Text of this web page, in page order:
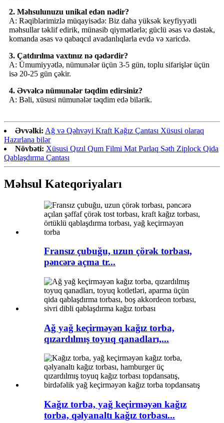
2. Məhsulunuzu unikal edən nədir?
A: Rəqiblərimizlə müqayisədə: Biz daha yüksək keyfiyyətli
məhsullar təklif edirik, münasib qiymətlərlə; güclü əsas və dəstək,
komanda əsas və qabaqcıl avadanlıqlarla evdə və xaricdə.
3. Çatdırılma vaxtınız nə qədərdir?
A: Ümumiyyətlə, nümunələr üçün 3-5 gün, toplu sifarişlər üçün
isə 20-25 gün çəkir.
4. Əvvəlcə nümunələr təqdim edirsiniz?
A: Bəli, xüsusi nümunələr təqdim edə bilərik.
Əvvəlki: Ağ və Qəhvəyi Kraft Kağız Çantası Xüsusi olaraq
Hazırlana bilər
Növbəti: Xüsusi Qızıl Qum Filmi Mat Parlaq Səth Ziplock Qida
Qablaşdırma Çantası
Məhsul Kateqoriyaları
Fransız çubuğu, uzun çörək torbası,
pəncərə açma tr...
Ağ yağ keçirməyən kağız torba,
qızardılmış toyuq qanadları,...
Kağız torba, yağ keçirməyən kağız
torba, qəlyanaltı kağız torbası...